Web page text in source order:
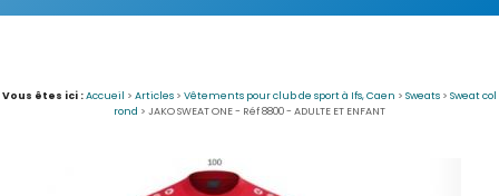
Vous êtes ici :Accueil > Articles > Vêtements pour club de sport à Ifs, Caen > Sweats > Sweat col
rond > JAKO SWEAT ONE - Réf 8800 - ADULTE ET ENFANT